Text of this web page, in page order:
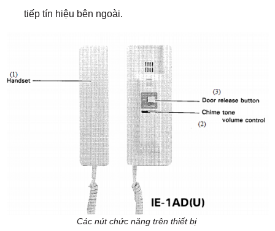
tiếp tín hiệu bên ngoài.
Các nút chức năng trên thiết bị ​